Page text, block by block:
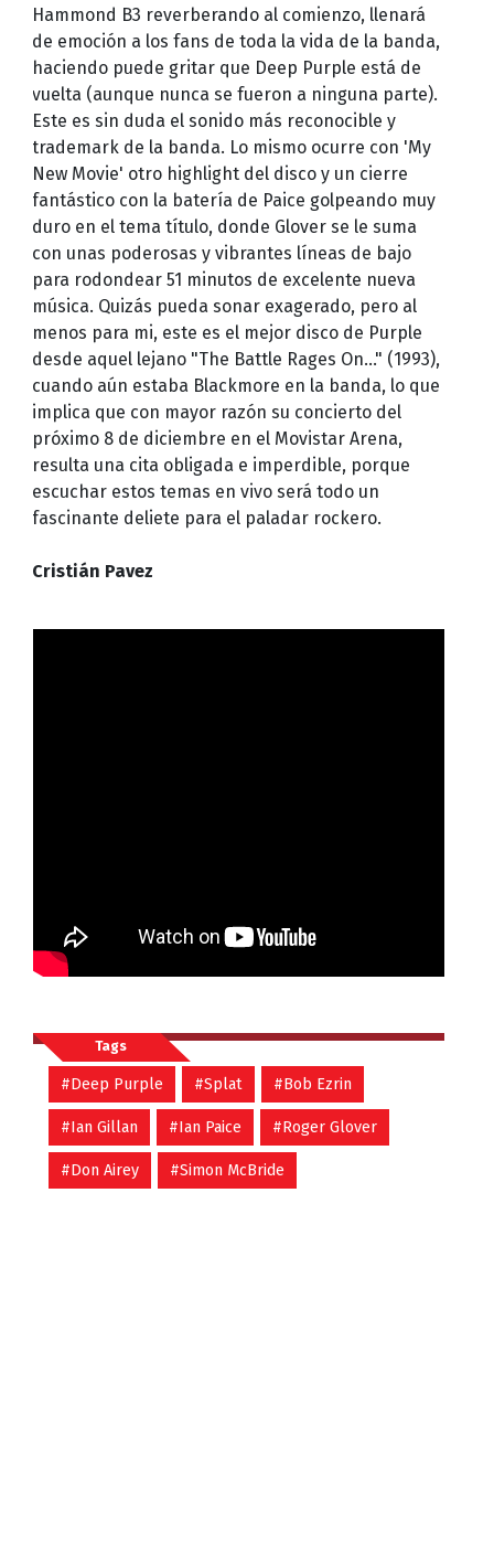
Hammond B3 reverberando al comienzo, llenará
de emoción a los fans de toda la vida de la banda,
haciendo puede gritar que Deep Purple está de
vuelta (aunque nunca se fueron a ninguna parte).
Este es sin duda el sonido más reconocible y
trademark de la banda. Lo mismo ocurre con 'My
New Movie' otro highlight del disco y un cierre
fantástico con la batería de Paice golpeando muy
duro en el tema título, donde Glover se le suma
con unas poderosas y vibrantes líneas de bajo
para rodondear 51 minutos de excelente nueva
música. Quizás pueda sonar exagerado, pero al
menos para mi, este es el mejor disco de Purple
desde aquel lejano "The Battle Rages On…" (1993),
cuando aún estaba Blackmore en la banda, lo que
implica que con mayor razón su concierto del
próximo 8 de diciembre en el Movistar Arena,
resulta una cita obligada e imperdible, porque
escuchar estos temas en vivo será todo un
fascinante deliete para el paladar rockero.
Cristián Pavez
Tags
#Deep Purple #Splat #Bob Ezrin
#Ian Gillan #Ian Paice #Roger Glover
#Don Airey #Simon McBride